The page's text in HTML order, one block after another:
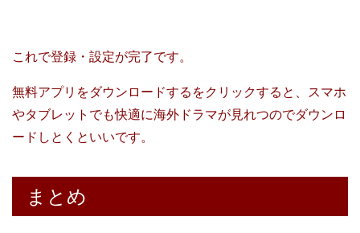
これで登録・設定が完了です。
無料アプリをダウンロードするをクリックすると、スマホ
やタブレットでも快適に海外ドラマが見れつのでダウンロ
ードしとくといいです。
まとめ